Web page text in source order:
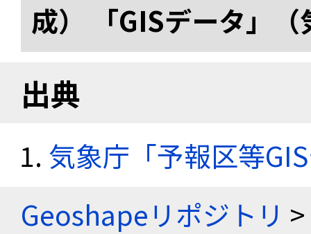
成） 「GISデータ」
出典
気象庁「予報区等
Geoshapeリポジトリ >